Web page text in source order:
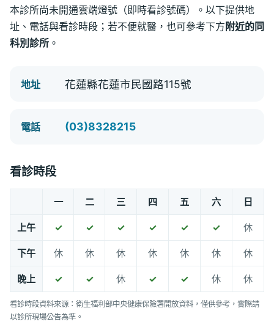
本診所尚未開通雲端燈號（即時看診號碼）。以下提供地
址、電話與看診時段；若不便就醫，也可參考下方 附近的同
科別診所 。
地址 花蓮縣花蓮市民國路115號
電話 (03)8328215
看診時段
一 二 三 四 五 六 日
上午 ✓ ✓ ✓ ✓ ✓ ✓ 休
下午 休 休 休 休 休 休 休
晚上 ✓ ✓ 休 ✓ ✓ 休 休
看診時段資料來源：衛生福利部中央健康保險署開放資料，僅供參考，實際請
以診所現場公告為準。